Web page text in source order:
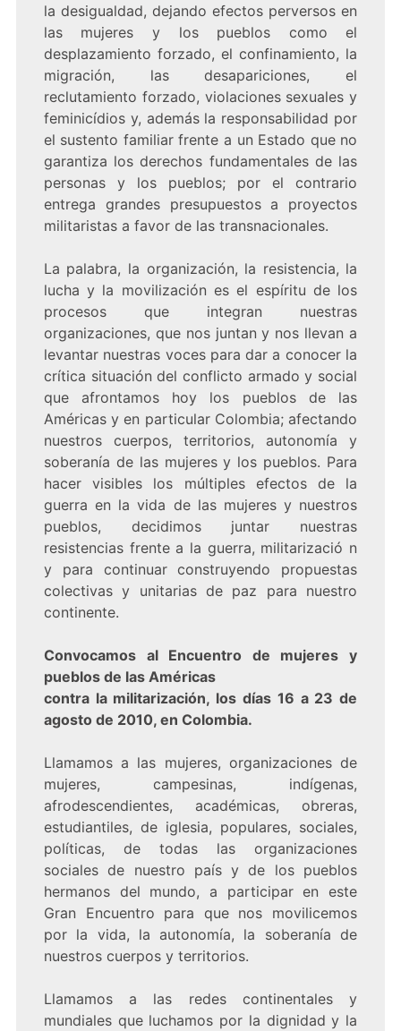
la desigualdad, dejando efectos perversos en
las mujeres y los pueblos como el
desplazamiento forzado, el confinamiento, la
migración, las desapariciones, el
reclutamiento forzado, violaciones sexuales y
feminicídios y, además la responsabilidad por
el sustento familiar frente a un Estado que no
garantiza los derechos fundamentales de las
personas y los pueblos; por el contrario
entrega grandes presupuestos a proyectos
militaristas a favor de las transnacionales.
La palabra, la organización, la resistencia, la
lucha y la movilización es el espíritu de los
procesos que integran nuestras
organizaciones, que nos juntan y nos llevan a
levantar nuestras voces para dar a conocer la
crítica situación del conflicto armado y social
que afrontamos hoy los pueblos de las
Américas y en particular Colombia; afectando
nuestros cuerpos, territorios, autonomía y
soberanía de las mujeres y los pueblos. Para
hacer visibles los múltiples efectos de la
guerra en la vida de las mujeres y nuestros
pueblos, decidimos juntar nuestras
resistencias frente a la guerra, militarizació n
y para continuar construyendo propuestas
colectivas y unitarias de paz para nuestro
continente.
Convocamos al Encuentro de mujeres y
pueblos de las Américas
contra la militarización, los días 16 a 23 de
agosto de 2010, en Colombia.
Llamamos a las mujeres, organizaciones de
mujeres, campesinas, indígenas,
afrodescendientes, académicas, obreras,
estudiantiles, de iglesia, populares, sociales,
políticas, de todas las organizaciones
sociales de nuestro país y de los pueblos
hermanos del mundo, a participar en este
Gran Encuentro para que nos movilicemos
por la vida, la autonomía, la soberanía de
nuestros cuerpos y territorios.
Llamamos a las redes continentales y
mundiales que luchamos por la dignidad y la